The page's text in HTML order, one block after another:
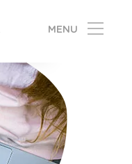
MENU